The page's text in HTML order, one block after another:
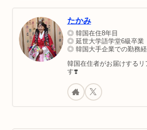
たかみ
◎ 韓国在住8年目
◎ 延世大学語学堂6級卒業
◎ 韓国大手企業での勤務経
韓国在住者がお届けする
す❣️